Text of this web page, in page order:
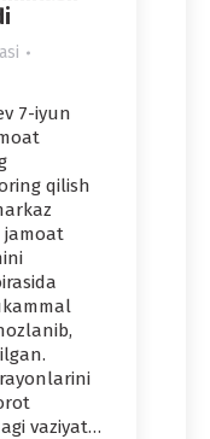
7-iyun
qilish
jamoat
vaziyat…